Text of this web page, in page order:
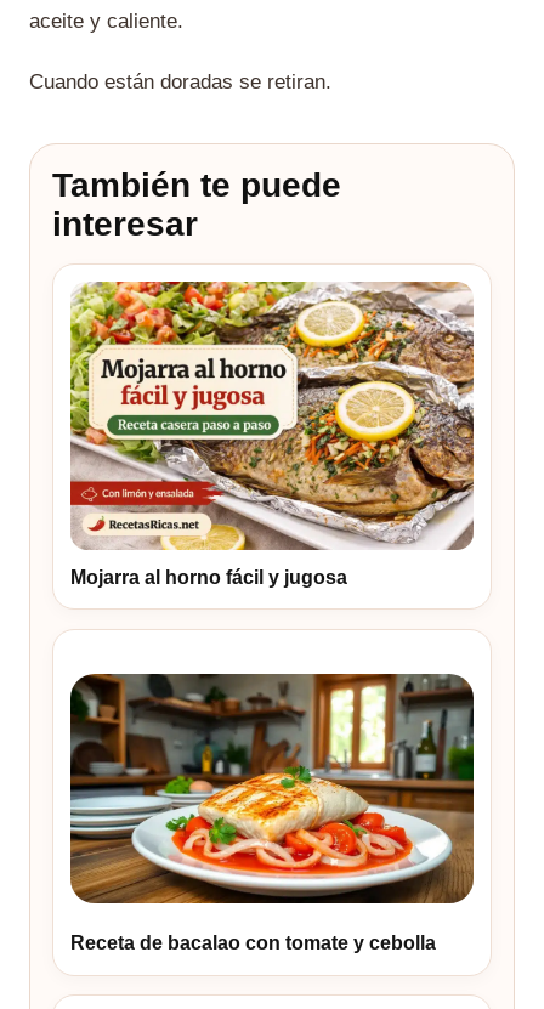
aceite y caliente.
Cuando están doradas se retiran.
También te puede
interesar
Mojarra al horno fácil y jugosa
Receta de bacalao con tomate y cebolla